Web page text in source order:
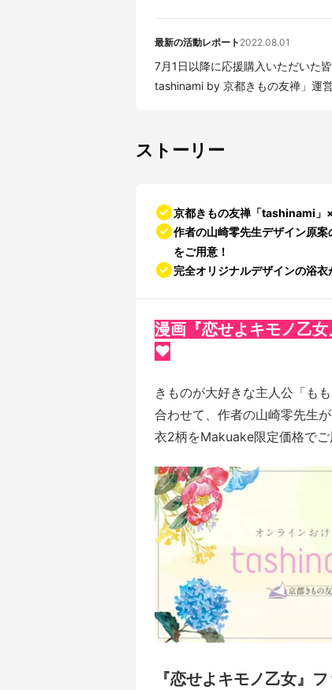
最新の活動レポート 2022.08.01
7月1日以降に応援購入いただいた皆様へ お世話になっております。 「オンラ
tashinami by 京都きもの友禅」運
ストーリー
京都きもの友禅「tashinami」
作者の山崎零先生デザイン原
をご用意！
完全オリジナルデザインの浴
漫画『恋せよキモノ乙
♥
きものが大好きな主人公「も
合わせて、 作者の山崎零先生
衣2柄をMakuake限定価格でご
『恋せよキモノ乙女』